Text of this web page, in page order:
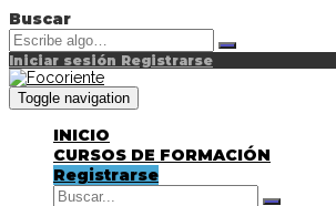
Buscar
Iniciar sesión Registrarse
Toggle navigation
INICIO
CURSOS DE FORMACIÓN
Registrarse